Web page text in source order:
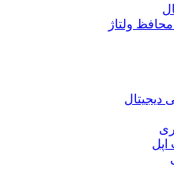
ولتاژ
دیجیتال